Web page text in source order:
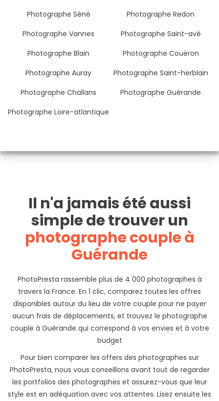
Photographe Séné
Photographe Redon
Photographe Vannes
Photographe Saint-avé
Photographe Blain
Photographe Couëron
Photographe Auray
Photographe Saint-herblain
Photographe Challans
Photographe Guérande
Photographe Loire-atlantique
Il n'a jamais été aussi
simple de trouver un
photographe couple à
Guérande
PhotoPresta rassemble plus de 4 000 photographes à
travers la France. En 1 clic, comparez toutes les offres
disponibles autour du lieu de votre couple pour ne payer
aucun frais de déplacements, et trouvez le photographe
couple à Guérande qui correspond à vos envies et à votre
budget
Pour bien comparer les offers des photographes sur
PhotoPresta, nous vous conseillons avant tout de regarder
les portfolios des photographes et assurez-vous que leur
style est en adéquation avec vos attentes. Lisez ensuite les